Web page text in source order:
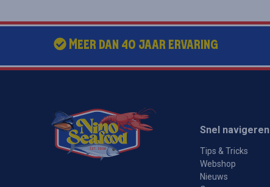
Meer dan 40 jaar ervaring
Snel navigeren
Tips & Tricks
Webshop
Nieuws